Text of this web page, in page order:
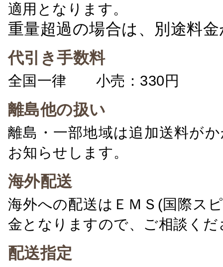
適用となります。
重量超過の場合は、別途料
代引き手数料
全国一律 小売：330円 卸
離島他の扱い
離島・一部地域は追加送料が
お知らせします。
海外配送
海外への配送はＥＭＳ(国際ス
金となりますので、ご相談くだ
配送指定